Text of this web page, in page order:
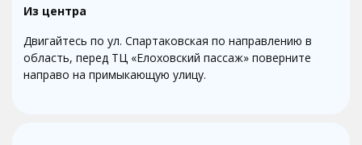
Из центра
Двигайтесь по ул. Спартаковская по направлению в
область, перед ТЦ «Елоховский пассаж» поверните
направо на примыкающую улицу.